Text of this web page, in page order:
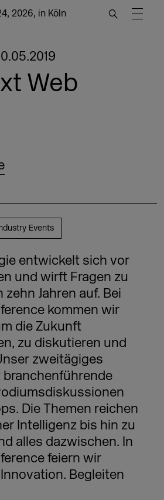
2026, in Köln
Web
Events
entwickelt sich vor
und wirft Fragen zu
Jahren auf. Bei
kommen wir
die Zukunft
zu diskutieren und
zweitägiges
Die Themen reichen
Intelligenz bis hin zu
alles dazwischen. In
feiern wir
Begleiten